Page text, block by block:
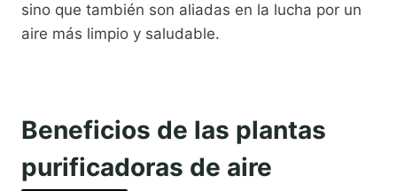
sino que también son aliadas en la lucha por un
aire más limpio y saludable.
Beneficios de las plantas
purificadoras de aire